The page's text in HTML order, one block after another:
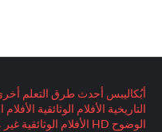
أبُكاليبس أحدث طرق التعلم
التاريخية الأفلام الوثائقية الأفلام
الوضوح HD
الأفلام الوثائقية